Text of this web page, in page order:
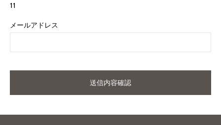
11
メールアドレス
送信内容確認